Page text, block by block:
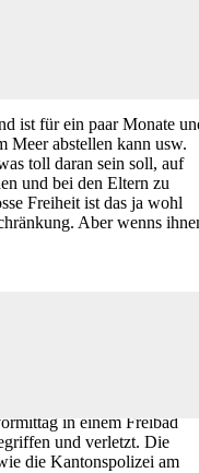
ist für ein paar Monate
Meer abstellen kann usw.
toll daran sein soll, auf
und bei den Eltern zu
Freiheit ist das ja wohl
Aber wenns
in einem Freibad
und verletzt. Die
die Kantonspolizei am